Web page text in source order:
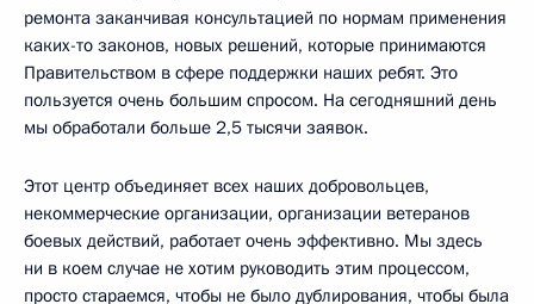
ремонта заканчивая консультацией по нормам применения
каких-то законов, новых решений, которые принимаются
Правительством в сфере поддержки наших ребят. Это
пользуется очень большим спросом. На сегодняшний день
мы обработали больше 2,5 тысячи заявок.
Этот центр объединяет всех наших добровольцев,
некоммерческие организации, организации ветеранов
боевых действий, работает очень эффективно. Мы здесь
ни в коем случае не хотим руководить этим процессом,
просто стараемся, чтобы не было дублирования, чтобы была